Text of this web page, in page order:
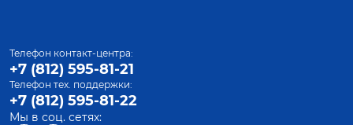
Телефон контакт-центра:
+7 (812) 595-81-21
Телефон тех. поддержки:
+7 (812) 595-81-22
Мы в соц. сетях: